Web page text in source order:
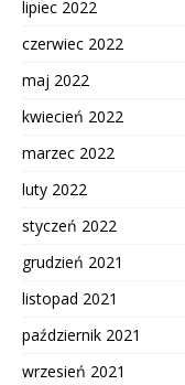
lipiec 2022
czerwiec 2022
maj 2022
kwiecień 2022
marzec 2022
luty 2022
styczeń 2022
grudzień 2021
listopad 2021
październik 2021
wrzesień 2021